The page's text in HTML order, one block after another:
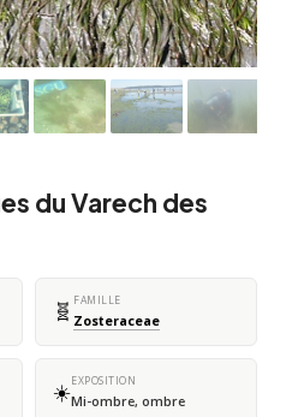
du Varech des
🧬 FAMILLE
Zosteraceae
☀️EXPOSITION
Mi-ombre, ombre